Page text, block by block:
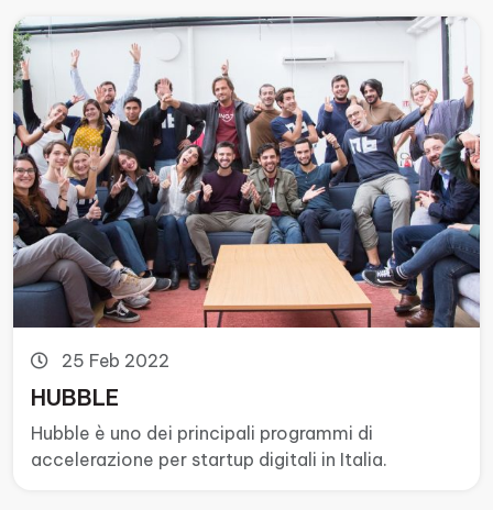
25 Feb 2022
HUBBLE
Hubble è uno dei principali programmi di
accelerazione per startup digitali in Italia.